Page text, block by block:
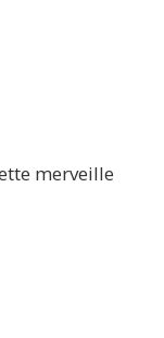
merveille